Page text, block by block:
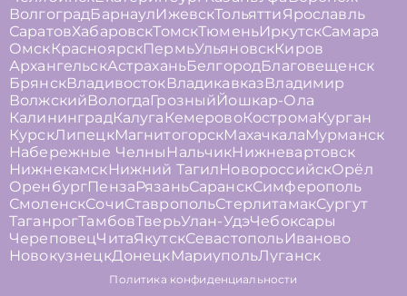
ВолгоградБарнаулИжевскТольяттиЯрославль
СаратовХабаровскТомскТюменьИркутскСамара
ОмскКрасноярскПермьУльяновскКиров
АрхангельскАстраханьБелгородБлаговещенск
БрянскВладивостокВладикавказВладимир
ВолжскийВологдаГрозныйЙошкар-Ола
КалининградКалуга КемеровоКостромаКурган
КурскЛипецкМагнитогорскМахачкалаМурманск
Набережные Челны НальчикНижневартовск
НижнекамскНижний ТагилНовороссийскОрёл
ОренбургПензаРязаньСаранскСимферополь
СмоленскСочиСтавропольСтерлитамакСургут
ТаганрогТамбовТверьУлан-УдэЧебоксары
ЧереповецЧитаЯкутскСевастопольИваново
НовокузнецкДонецкМариупольЛуганск
Политика конфиденциальности